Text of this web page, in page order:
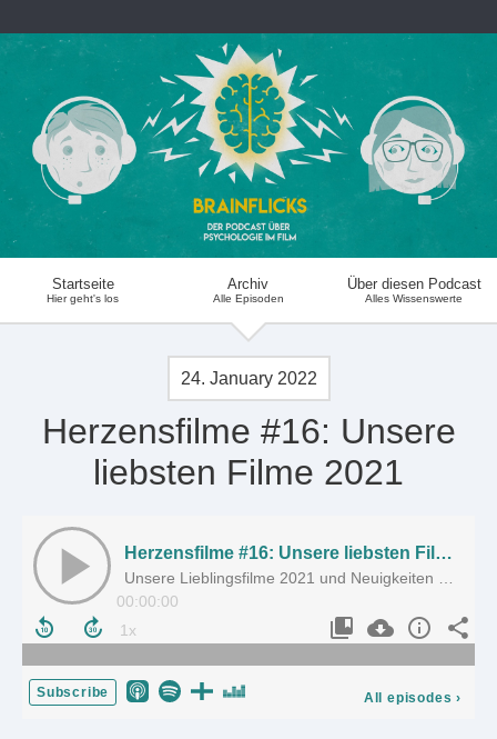
Startseite
Hier geht's los
Archiv
Alle Episoden
Über diesen Podcast
Alles Wissenswerte
24. January 2022
Herzensfilme #16: Unsere
liebsten Filme 2021
Herzensfilme #16: Unsere liebsten Filme 2021
00:00:00
Subscribe All episodes ›